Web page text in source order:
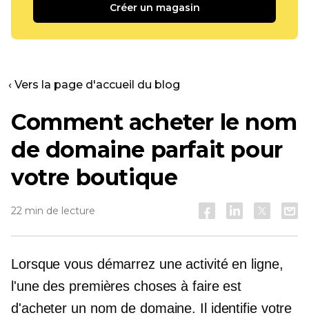
Créer un magasin
‹ Vers la page d'accueil du blog
Comment acheter le nom
de domaine parfait pour
votre boutique
22 min de lecture
Lorsque vous démarrez une activité en ligne,
l'une des premières choses à faire est
d'acheter un nom de domaine. Il identifie votre